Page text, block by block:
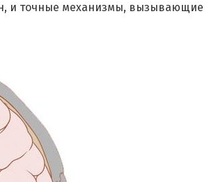
и точные механизмы, вызывающие